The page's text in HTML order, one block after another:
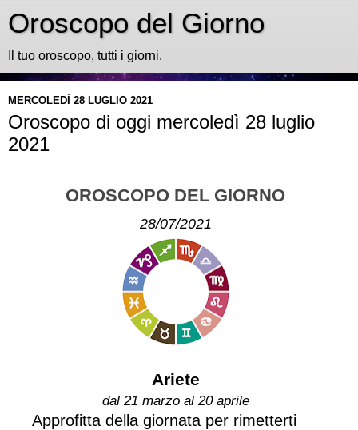
Oroscopo del Giorno
Il tuo oroscopo, tutti i giorni.
MERCOLEDÌ 28 LUGLIO 2021
Oroscopo di oggi mercoledì 28 luglio
2021
OROSCOPO DEL GIORNO
28/07/2021
Ariete
dal 21 marzo al 20 aprile
Approfitta della giornata per rimetterti